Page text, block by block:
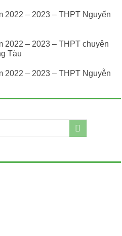
2022 – 2023 – THPT Nguyến
2022 – 2023 – THPT chuyên
Tàu
2022 – 2023 – THPT Nguyễn